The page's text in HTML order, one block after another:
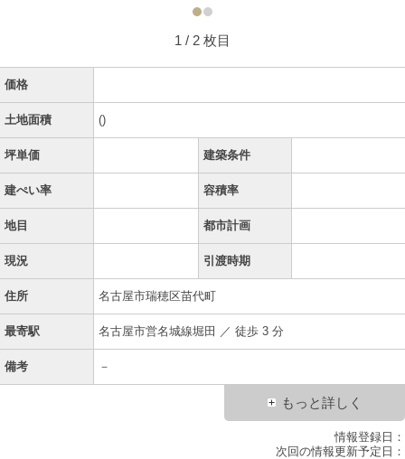
1 / 2 枚目
価格
土地面積 ()
坪単価 建築条件
建ぺい率 容積率
地目 都市計画
現況 引渡時期
住所 名古屋市瑞穂区苗代町
最寄駅 名古屋市営名城線堀田 ／ 徒歩 3 分
備考 －
もっと詳しく
情報登録日：
次回の情報更新予定日：